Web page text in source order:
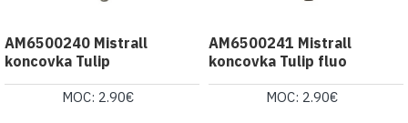
AM6500240 Mistrall
koncovka Tulip
MOC: 2.90€
AM6500241 Mistrall
koncovka Tulip fluo
MOC: 2.90€